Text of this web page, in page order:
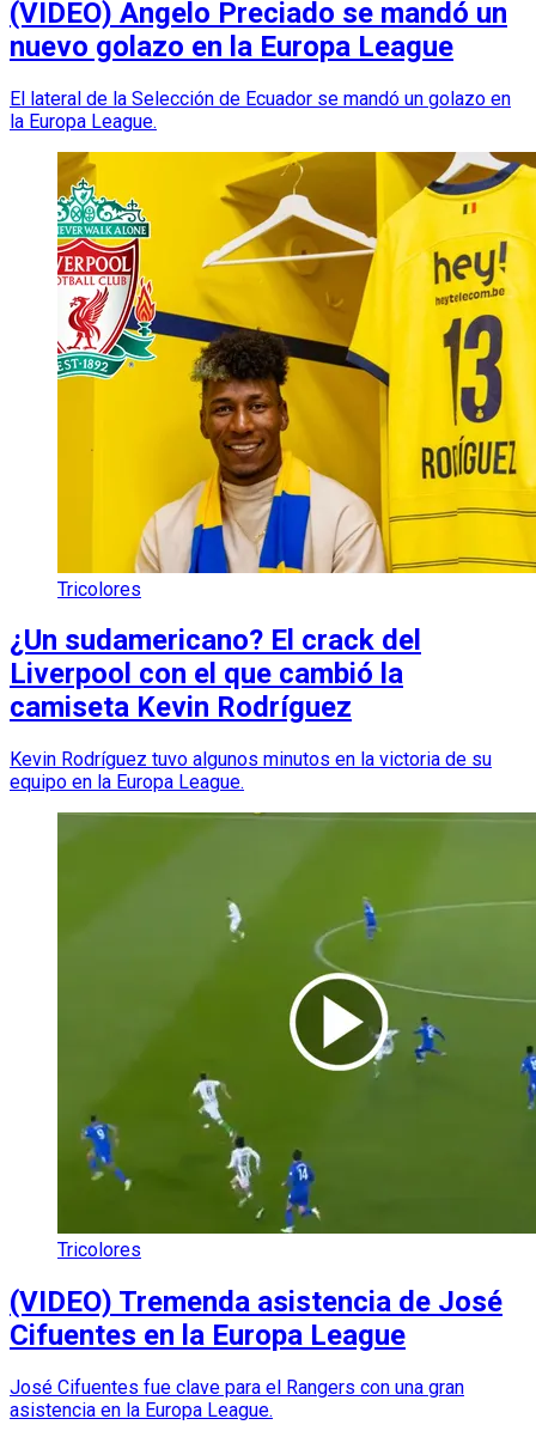
(VIDEO) Angelo Preciado se mandó un
nuevo golazo en la Europa League
El lateral de la Selección de Ecuador se mandó un golazo en
la Europa League.
Tricolores
¿Un sudamericano? El crack del
Liverpool con el que cambió la
camiseta Kevin Rodríguez
Kevin Rodríguez tuvo algunos minutos en la victoria de su
equipo en la Europa League.
Tricolores
(VIDEO) Tremenda asistencia de José
Cifuentes en la Europa League
José Cifuentes fue clave para el Rangers con una gran
asistencia en la Europa League.